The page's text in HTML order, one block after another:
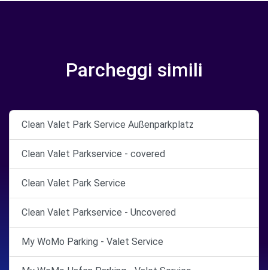
Parcheggi simili
Clean Valet Park Service Außenparkplatz
Clean Valet Parkservice - covered
Clean Valet Park Service
Clean Valet Parkservice - Uncovered
My WoMo Parking - Valet Service